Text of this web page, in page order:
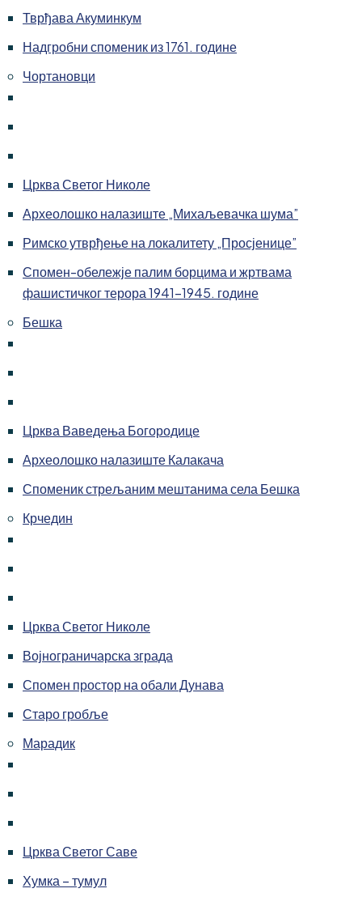
Тврђава Акуминкум
Надгробни споменик из 1761. године
Чортановци
Црква Светог Николе
Археолошко налазиште „Михаљевачка шума”
Римско утврђење на локалитету „Просјенице”
Спомен-обележје палим борцима и жртвама
фашистичког терора 1941-1945. године
Бешка
Црква Ваведења Богородице
Археолошко налазиште Калакача
Споменик стрељаним мештанима села Бешка
Крчедин
Црква Светог Николе
Војнограничарска зграда
Спомен простор на обали Дунава
Старо гробље
Марадик
Црква Светог Саве
Хумка – тумул